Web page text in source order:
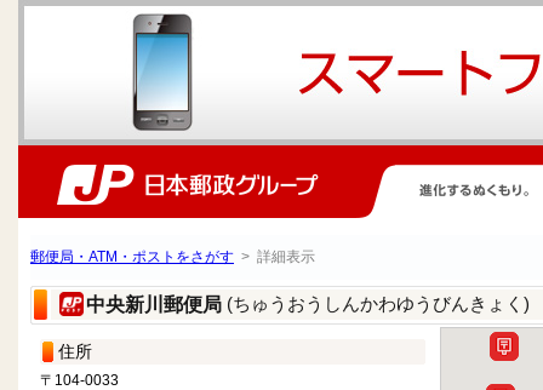
郵便局・ATM・ポストをさがす > 詳細表示
中央新川郵便局 (ちゅうおうしんかわゆうびんきょく)
住所
〒104-0033